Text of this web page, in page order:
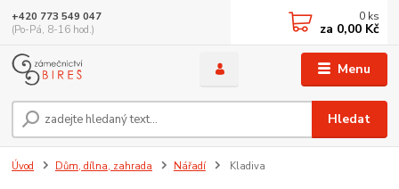
Menu
Hledat
+420 773 549 047
(Po-Pá, 8-16 hod.)
0 ks
za 0,00 Kč
Úvod Dům, dílna, zahrada Nářadí Kladiva